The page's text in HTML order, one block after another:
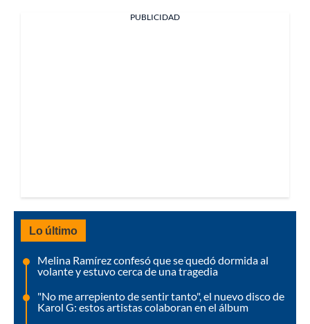
PUBLICIDAD
Lo último
Melina Ramírez confesó que se quedó dormida al
volante y estuvo cerca de una tragedia
"No me arrepiento de sentir tanto", el nuevo disco de
Karol G: estos artistas colaboran en el álbum